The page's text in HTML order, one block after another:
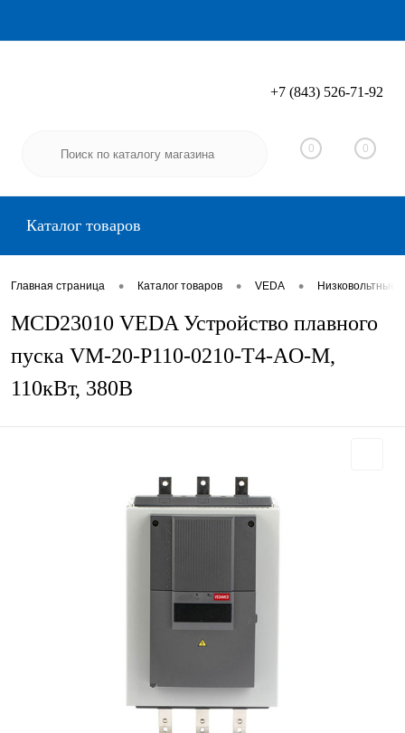
Вход Регистрация
+7 (843) 526-71-92
0 0
Каталог товаров
Главная страница • Каталог товаров • VEDA •
MCD23010 VEDA Устройство плавного
пуска VM-20-P110-0210-T4-AO-M,
110кВт, 380В